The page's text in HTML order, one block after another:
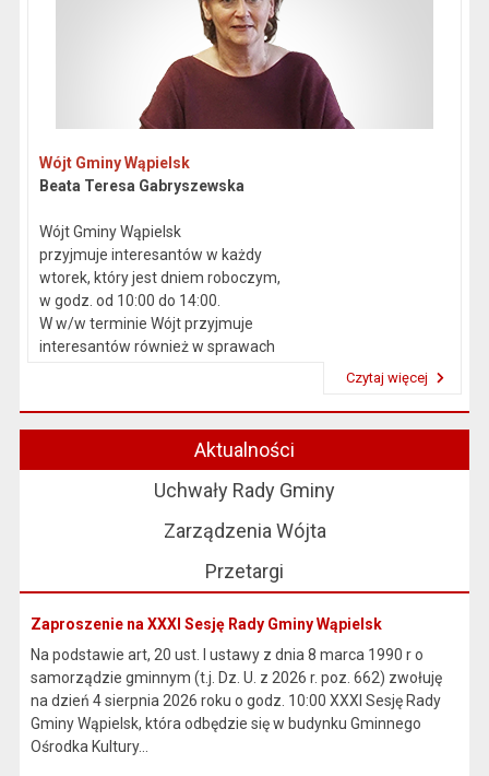
Wójt Gminy Wąpielsk
Beata Teresa Gabryszewska
Wójt Gminy Wąpielsk
przyjmuje interesantów w każdy
wtorek, który jest dniem roboczym,
w godz. od 10:00 do 14:00.
W w/w terminie Wójt przyjmuje
interesantów również w sprawach
Czytaj więcej
Aktualności
Uchwały Rady Gminy
Zarządzenia Wójta
Przetargi
Zaproszenie na XXXI Sesję Rady Gminy Wąpielsk
Na podstawie art, 20 ust. I ustawy z dnia 8 marca 1990 r o
samorządzie gminnym (t.j. Dz. U. z 2026 r. poz. 662) zwołuję
na dzień 4 sierpnia 2026 roku o godz. 10:00 XXXI Sesję Rady
Gminy Wąpielsk, która odbędzie się w budynku Gminnego
Ośrodka Kultury...